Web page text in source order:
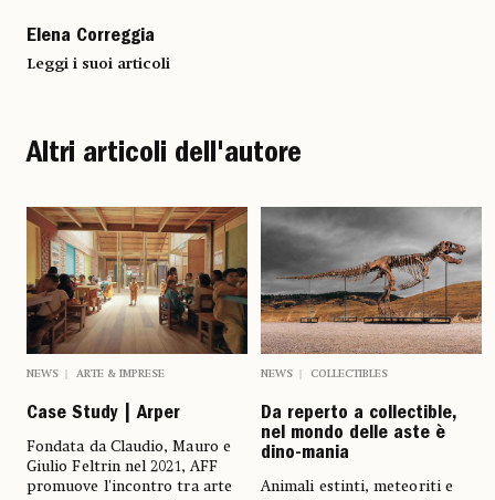
Elena Correggia
Leggi i suoi articoli
Altri articoli dell'autore
NEWS ARTE & IMPRESE
Case Study | Arper
Fondata da Claudio, Mauro e
Giulio Feltrin nel 2021, AFF
promuove l'incontro tra arte
NEWS COLLECTIBLES
Da reperto a collectible,
nel mondo delle aste è
dino-mania
Animali estinti, meteoriti e